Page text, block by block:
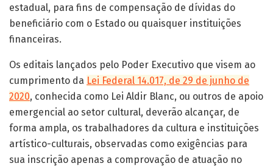
estadual, para fins de compensação de dívidas do
beneficiário com o Estado ou quaisquer instituições
financeiras.
Os editais lançados pelo Poder Executivo que visem ao
cumprimento da Lei Federal 14.017, de 29 de junho de
2020, conhecida como Lei Aldir Blanc, ou outros de apoio
emergencial ao setor cultural, deverão alcançar, de
forma ampla, os trabalhadores da cultura e instituições
artístico-culturais, observadas como exigências para
sua inscrição apenas a comprovação de atuação no